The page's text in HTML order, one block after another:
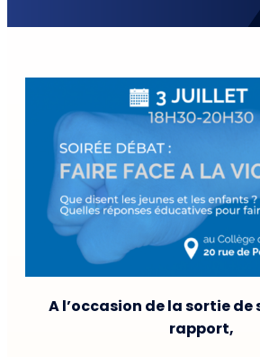
A l’occasion de la sortie de
rapport,